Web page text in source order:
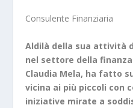
Consulente Finanziaria
Aldilà della sua attività
nel settore della
Claudia Mela, ha fatto
vicina ai più piccoli con
iniziative mirate a